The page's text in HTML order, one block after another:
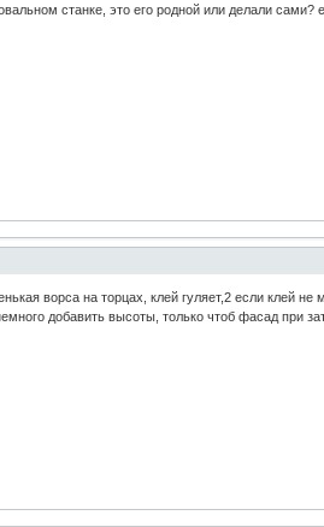
станке, это его родной или делали сами?
ворса на торцах, клей гуляет,2 если клей
добавить высоты, только чтоб фасад при